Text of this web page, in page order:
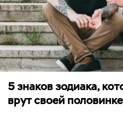
5 знаков зодиака,
врут своей